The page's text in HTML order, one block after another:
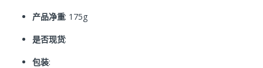
产品净重: 175g
是否现货:
包装: